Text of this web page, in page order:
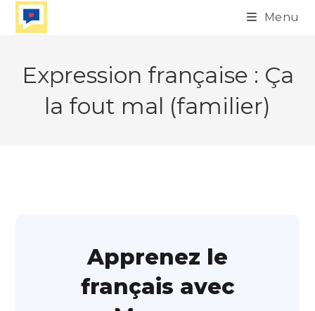
Skip
Menu
Expression française : Ça
la fout mal (familier)
Apprenez le
français avec